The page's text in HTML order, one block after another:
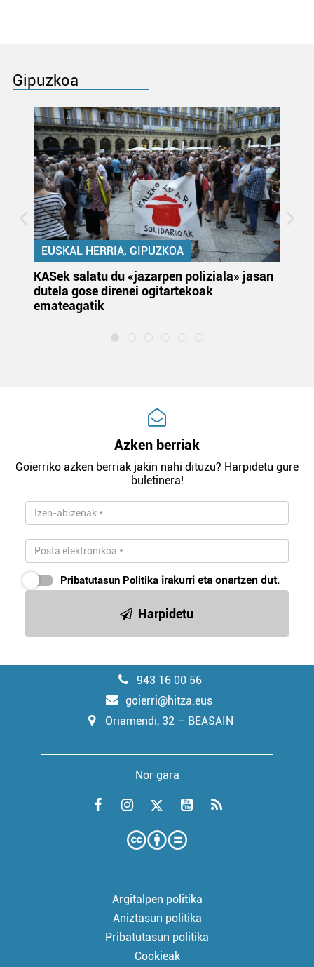
Gipuzkoa
EUSKAL HERRIA, GIPUZKOA
KASek salatu du «jazarpen poliziala» jasan
dutela gose direnei ogitartekoak
emateagatik
Azken berriak
Goierriko azken berriak jakin nahi dituzu? Harpidetu gure
buletinera!
Pribatutasun Politika irakurri eta onartzen dut.
Harpidetu
943 16 00 56
goierri@hitza.eus
Oriamendi, 32 – BEASAIN
Nor gara
Argitalpen politika
Aniztasun politika
Pribatutasun politika
Cookieak